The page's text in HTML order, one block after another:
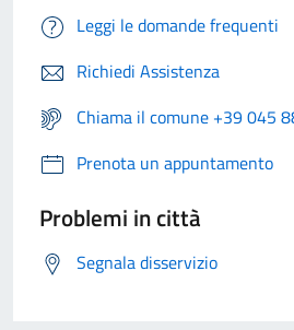
Leggi le domande frequenti
Richiedi Assistenza
Chiama il comune +39 045
Prenota un appuntamento
Problemi in città
Segnala disservizio